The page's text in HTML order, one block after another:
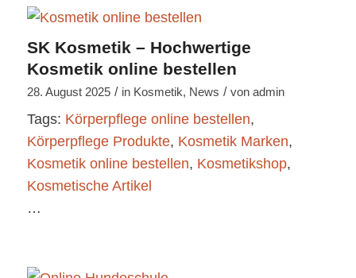
SK Kosmetik – Hochwertige
Kosmetik online bestellen
28. August 2025 / in Kosmetik, News / von admin
Tags: Körperpflege online bestellen,
Körperpflege Produkte, Kosmetik Marken,
Kosmetik online bestellen, Kosmetikshop,
Kosmetische Artikel
…